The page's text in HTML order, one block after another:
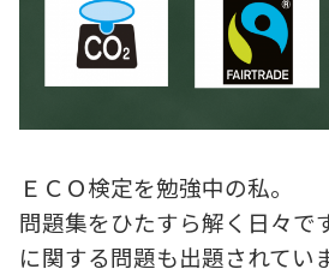
ＥＣＯ検定を勉強中の私。
問題集をひたすら解く日々で
に関する問題も出題されてい